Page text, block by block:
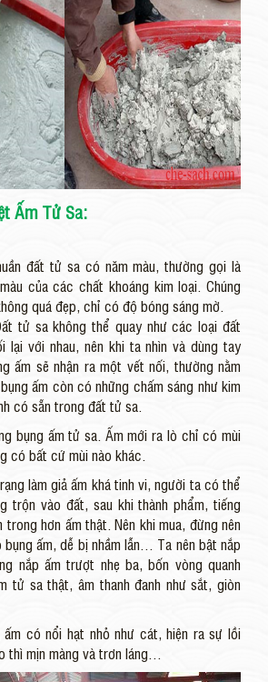
Ấm Tử Sa:
đất tử sa có năm màu, thường gọi là
của các chất khoáng kim loại. Chúng
quá đẹp, chỉ có độ bóng sáng mờ.
tử sa không thể quay như các loại đất
lại với nhau, nên khi ta nhìn và dùng tay
ấm sẽ nhận ra một vết nối, thường nằm
ấm còn có những chấm sáng như kim
có sẵn trong đất tử sa.
bụng ấm tử sa. Ấm mới ra lò chỉ có mùi
có bất cứ mùi nào khác.
làm giả ấm khá tinh vi, người ta có thể
trộn vào đất, sau khi thành phẩm, tiếng
hơn ấm thật. Nên khi mua, đừng nên
bụng ấm, dễ bị nhầm lẫn… Ta nên bật nắp
nắp ấm trượt nhẹ ba, bốn vòng quanh
tử sa thật, âm thanh đanh như sắt, giòn
có nổi hạt nhỏ như cát, hiện ra sự lồi
thì mịn màng và trơn láng…